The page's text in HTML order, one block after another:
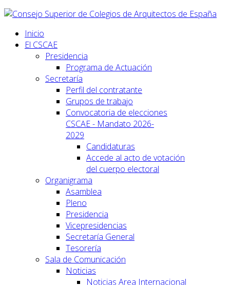
Inicio
El CSCAE
Presidencia
Programa de Actuación
Secretaría
Perfil del contratante
Grupos de trabajo
Convocatoria de elecciones
CSCAE - Mandato 2026-
2029
Candidaturas
Accede al acto de votación
del cuerpo electoral
Organigrama
Asamblea
Pleno
Presidencia
Vicepresidencias
Secretaría General
Tesorería
Sala de Comunicación
Noticias
Noticias Area Internacional